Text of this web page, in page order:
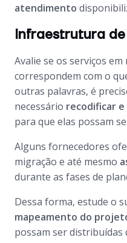
atendimento
Infraestrutura
Avalie se os serviços
correspondem com o
outras palavras, é
necessário recodificar
para que elas possam
Alguns fornecedores
migração e até mesmo
durante as fases de
Dessa forma, estude o
mapeamento do
possam ser distribuídas